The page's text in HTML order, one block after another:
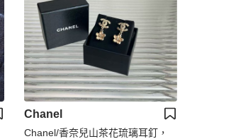
Chanel
Chanel/香奈兒山茶花琉璃耳釘，